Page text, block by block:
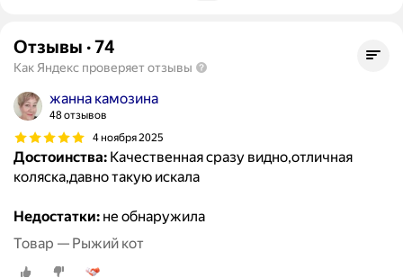
Отзывы ·74
Как Яндекс проверяет отзывы
жанна камозина
48 отзывов
4 ноября 2025
Достоинства: Качественная сразу видно,отличная
коляска,давно такую искала
Недостатки: не обнаружила
Товар — Рыжий кот